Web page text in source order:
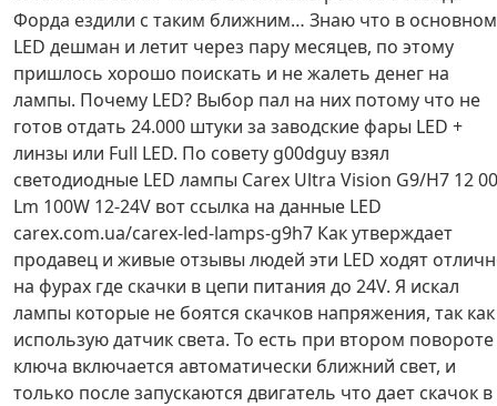
Форда ездили с таким ближним… Знаю что в основном
LED дешман и летит через пару месяцев, по этому
пришлось хорошо поискать и не жалеть денег на
лампы. Почему LED? Выбор пал на них потому что не
готов отдать 24.000 штуки за заводские фары LED +
линзы или Full LED. По совету g00dguy взял
светодиодные LED лампы Carex Ultra Vision G9/H7 12
Lm 100W 12-24V вот ссылка на данные LED
carex.com.ua/carex-led-lamps-g9h7 Как утверждает
продавец и живые отзывы людей эти LED ходят
на фурах где скачки в цепи питания до 24V. Я искал
лампы которые не боятся скачков напряжения, так как
использую датчик света. То есть при втором повороте
ключа включается автоматически ближний свет, и
только после запускаются двигатель что дает скачок в